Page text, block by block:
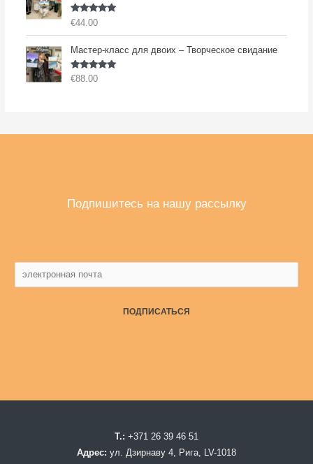
Оценка
€44.00
Мастер-класс для двоих – Творческое свидание
Оценка
€88.00
Подпишитесь на нашу рассылку
ПОДПИСАТЬСЯ
Т.: +371 26 39 46 51
Адрес: ул. Дзирнаву 4, Рига, LV-1018